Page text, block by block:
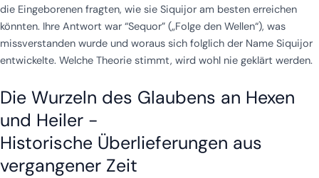
die Eingeborenen fragten, wie sie Siquijor am besten erreichen
könnten. Ihre Antwort war “Sequor” („Folge den Wellen“), was
missverstanden wurde und woraus sich folglich der Name Siquijor
entwickelte. Welche Theorie stimmt, wird wohl nie geklärt werden.
Die Wurzeln des Glaubens an Hexen
und Heiler -
Historische Überlieferungen aus
vergangener Zeit